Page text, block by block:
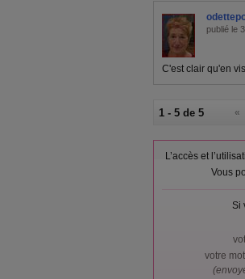
publié le
C'est clair qu'en
1 - 5 de 5 «
L’accès et
Vous
Si
votre